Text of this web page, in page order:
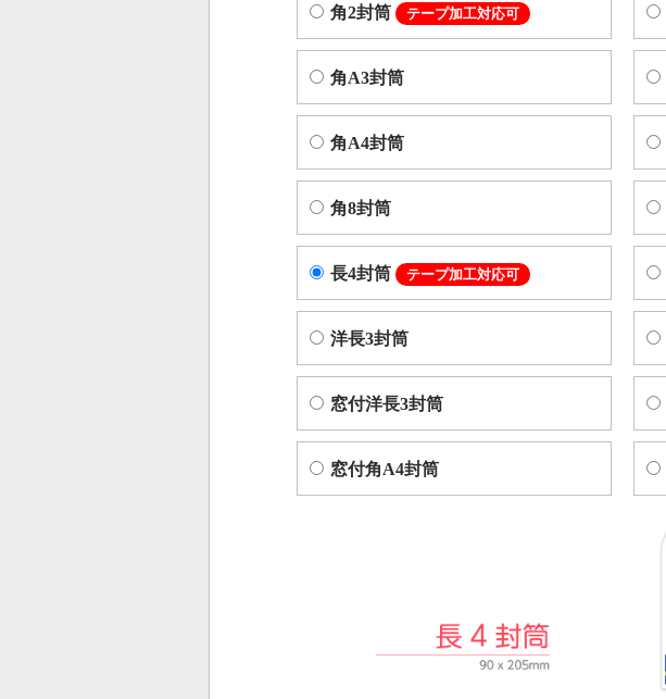
角2封筒 テープ加工対応可
角A3封筒
角A4封筒
角8封筒
長4封筒 テープ加工対応可
洋長3封筒
窓付洋長3封筒
窓付角A4封筒